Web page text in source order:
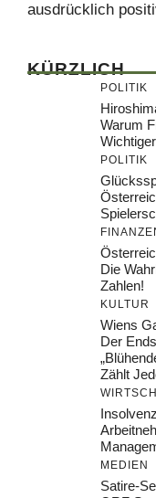
ausdrücklich
KÜRZLICH
POLITIK
Warum
POLITIK
Die
Zahlen!
KULTUR
Wiens
Der
Zählt
MEDIEN
Satire-